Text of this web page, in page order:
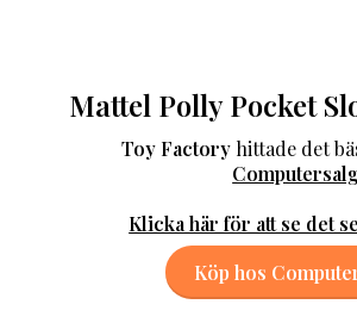
Mattel Polly Pocket
Toy Factoryhittade det
Klicka här för att se det
Köp hos